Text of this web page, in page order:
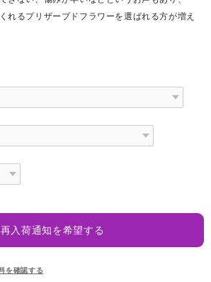
れるプリザーブドフラワーを選ばれる方が増え
再入荷通知を希望する
を確認する